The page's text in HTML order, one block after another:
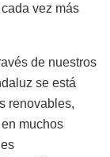
vez más
de nuestros
se está
renovables,
muchos